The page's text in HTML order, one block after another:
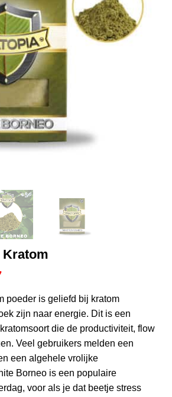
Huidige
is:
€10,47.
poeder is geliefd bij kratom
zijn naar energie. Dit is een
die de productiviteit, flow
Veel gebruikers melden een
een algehele vrolijke
Borneo is een populaire
voor als je dat beetje stress